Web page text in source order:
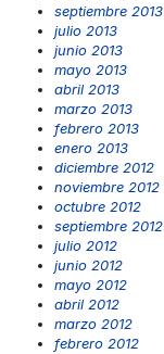
septiembre 2013
julio 2013
junio 2013
mayo 2013
abril 2013
marzo 2013
febrero 2013
enero 2013
diciembre 2012
noviembre 2012
octubre 2012
septiembre 2012
julio 2012
junio 2012
mayo 2012
abril 2012
marzo 2012
febrero 2012